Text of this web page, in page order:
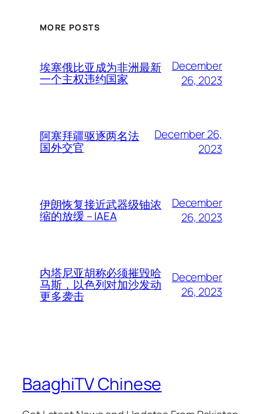
MORE POSTS
埃塞俄比亚成为非洲最新
一个主权违约国家
December
26, 2023
阿塞拜疆驱逐两名法
国外交官
December 26,
2023
伊朗恢复接近武器级铀浓
缩的放缓 – IAEA
December
26, 2023
内塔尼亚胡称必须摧毁哈
马斯，以色列对加沙发动
更多袭击
December
26, 2023
BaaghiTV Chinese